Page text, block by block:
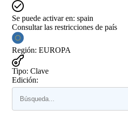
Se puede activar en: spain
Consultar las restricciones de país
Región: EUROPA
Tipo: Clave
Edición: